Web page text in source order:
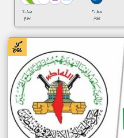
منذ ٢٠
يوم
منذ ٢٠
يوم